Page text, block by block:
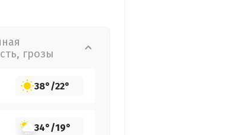
грозы
38°/22°
34°/19°